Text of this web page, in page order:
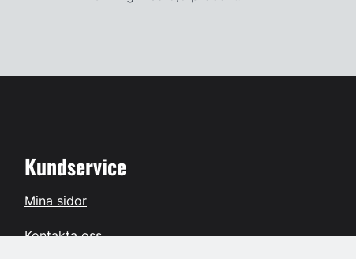
Kundservice
Mina sidor
Kontakta oss